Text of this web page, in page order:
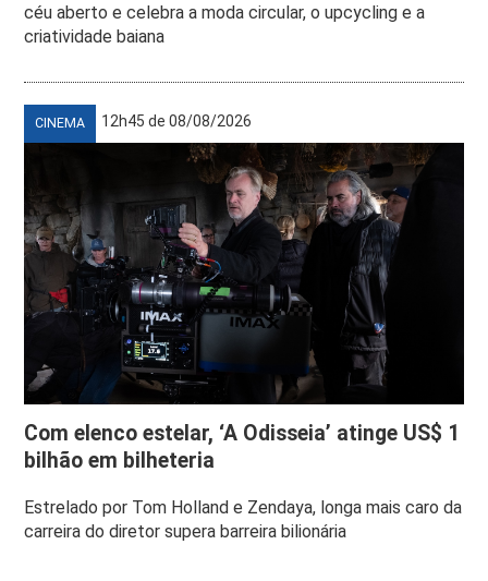
céu aberto e celebra a moda circular, o upcycling e a
criatividade baiana
CINEMA 12h45 de 08/08/2026
Com elenco estelar, ‘A Odisseia’ atinge US$ 1
bilhão em bilheteria
Estrelado por Tom Holland e Zendaya, longa mais caro da
carreira do diretor supera barreira bilionária